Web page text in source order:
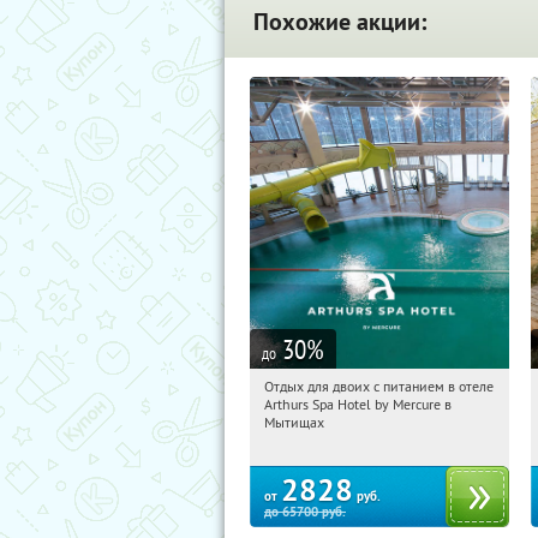
Похожие акции:
до 30%
19:29:43
Купи первым!
Московская обл., г. Мытищи, д.
Отдых для двоих с питанием в отеле
Arthurs Spa Hotel by Mercure в
Мытищах
от 2828 руб.
до65700руб.